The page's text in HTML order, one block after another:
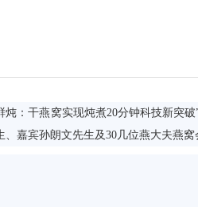
炖：干燕窝实现炖煮20分钟科技新突
嘉宾孙朗文先生及30几位燕大夫燕窝